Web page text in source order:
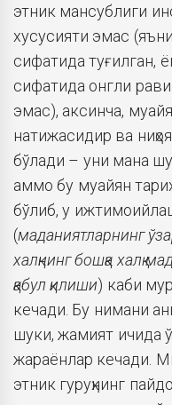
этник мансублиги
хусусияти эмас
сифатида туғилган,
сифатида онгли
эмас), аксинча,
натижасидир ва
бўлади – уни мана
аммо бу муайян
бўлиб, у
(маданиятларнинг
халқнинг бошқа халқ
қабул қилиши) каби
кечади. Бу нимани
шуки, жамият ичида
жараёнлар кечади.
этник гуруҳнинг